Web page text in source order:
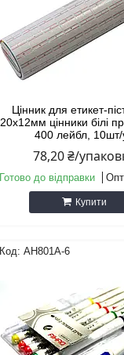
Цінник для етикет-
20х12мм цінники білі
400 лейбл, 10шт/
78,20 ₴/
Готово до відправки
Купити
АН801А-6